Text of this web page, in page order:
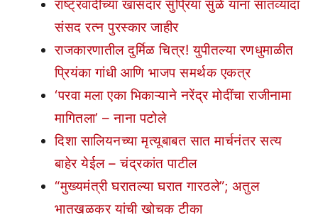
राष्ट्रवादीच्या खासदार सुप्रिया सुळे यांना सातव्यांदा
संसद रत्न पुरस्कार जाहीर
राजकारणातील दुर्मिळ चित्र! युपीतल्या रणधुमाळीत
प्रियंका गांधी आणि भाजप समर्थक एकत्र
‘परवा मला एका भिकाऱ्याने नरेंद्र मोदींचा राजीनामा
मागितला’ – नाना पटोले
दिशा सालियनच्या मृत्यूबाबत सात मार्चनंतर सत्य
बाहेर येईल – चंद्रकांत पाटील
“मुख्यमंत्री घरातल्या घरात गारठले”; अतुल
भातखळकर यांची खोचक टीका